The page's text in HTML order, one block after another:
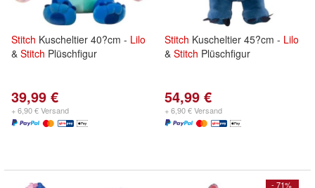
Stitch Kuscheltier 40?cm - Lilo
& Stitch Plüschfigur
39,99 €
+ 6,90 € Versand
Stitch Kuscheltier 45?cm - Lilo
& Stitch Plüschfigur
54,99 €
+ 6,90 € Versand
- 71%